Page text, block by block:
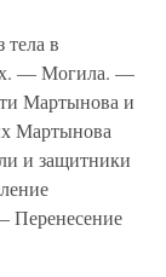
в
— Могила. —
Мартынова и
Мартынова
и защитники
Перенесение